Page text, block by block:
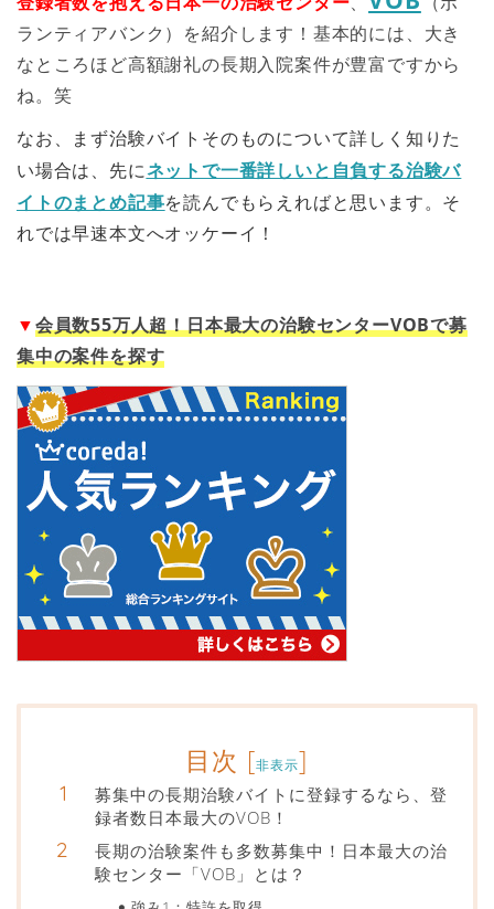
ランティアバンク）を紹介します！基本的には、大き
なところほど高額謝礼の長期入院案件が豊富ですから
ね。笑
なお、まず治験バイトそのものについて詳しく知りた
い場合は、先にネットで一番詳しいと自負する治験バ
イトのまとめ記事を読んでもらえればと思います。そ
れでは早速本文へオッケーイ！
▼会員数55万人超！日本最大の治験センターVOBで募
集中の案件を探す
目次 [非表示]
募集中の長期治験バイトに登録するなら、登
録者数日本最大のVOB！
長期の治験案件も多数募集中！日本最大の治
験センター「VOB」とは？